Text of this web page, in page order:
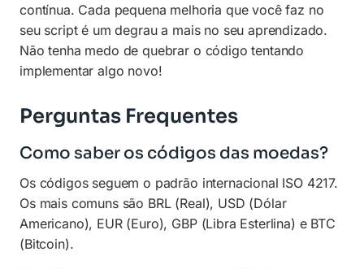
contínua. Cada pequena melhoria que você faz no
seu script é um degrau a mais no seu aprendizado.
Não tenha medo de quebrar o código tentando
implementar algo novo!
Perguntas Frequentes
Como saber os códigos das moedas?
Os códigos seguem o padrão internacional ISO 4217.
Os mais comuns são BRL (Real), USD (Dólar
Americano), EUR (Euro), GBP (Libra Esterlina) e BTC
(Bitcoin).